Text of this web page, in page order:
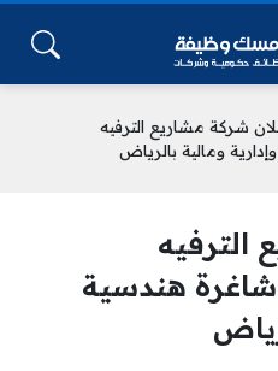
شركة مشاريع الترفيه
ومالية بالرياض
الترفيه
هندسية